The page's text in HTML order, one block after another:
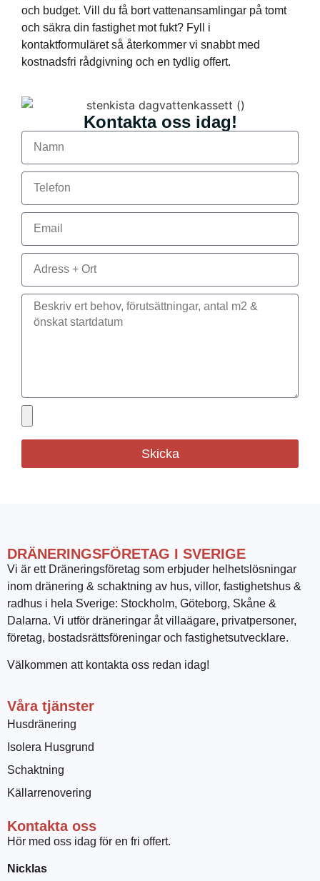
och budget. Vill du få bort vattenansamlingar på tomt
och säkra din fastighet mot fukt? Fyll i
kontaktformuläret så återkommer vi snabbt med
kostnadsfri rådgivning och en tydlig offert.
Kontakta oss idag!
Skicka
DRÄNERINGSFÖRETAG I SVERIGE
Vi är ett Dräneringsföretag som erbjuder helhetslösningar
inom dränering & schaktning av hus, villor, fastighetshus &
radhus i hela Sverige: Stockholm, Göteborg, Skåne &
Dalarna. Vi utför dräneringar åt villaägare, privatpersoner,
företag, bostadsrättsföreningar och fastighetsutvecklare.
Välkommen att kontakta oss redan idag!
Våra tjänster
Husdränering
Isolera Husgrund
Schaktning
Källarrenovering
Kontakta oss
Hör med oss idag för en fri offert.
Nicklas